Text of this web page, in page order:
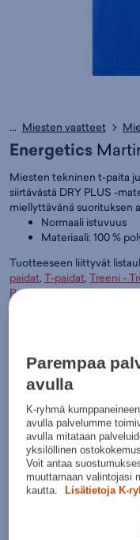
... Miesten vaatteet
Energetics
Miesten tekninen t-paita
siirtävästä DRY PLUS -
miellyttävänä suorituksen
Normaali istuvuus
Materiaali: 100 %
Tuotteeseen liittyvät
paidat, T-paidat, Treeni -
Padelvaatteet,Energetics
Normaalihinta:17,95€
30pv alin hinta: 9,95€
Lisätietoa
Värit:
Kirkkaan
sininen
Parempaa
avulla
K-ryhmä
avulla palvelumme
avulla mitataan
yksilöllinen
Voit antaa
muuttamaan valintojasi
kautta.
Lisätietoja K-